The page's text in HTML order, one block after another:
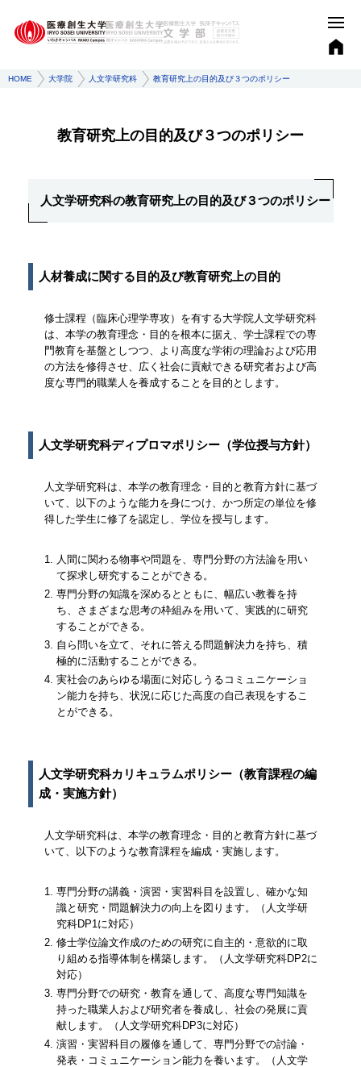
HOME 大学院 人文学研究科 教育研究上の目的及び３つのポリシー
教育研究上の目的及び３つのポリシー
人文学研究科の教育研究上の目的及び３つのポリシー
人材養成に関する目的及び教育研究上の目的
修士課程（臨床心理学専攻）を有する大学院人文学研究科
は、本学の教育理念・目的を根本に据え、学士課程での専
門教育を基盤としつつ、より高度な学術の理論および応用
の方法を修得させ、広く社会に貢献できる研究者および高
度な専門的職業人を養成することを目的とします。
人文学研究科ディプロマポリシー（学位授与方針）
人文学研究科は、本学の教育理念・目的と教育方針に基づ
いて、以下のような能力を身につけ、かつ所定の単位を修
得した学生に修了を認定し、学位を授与します。
人間に関わる物事や問題を、専門分野の方法論を用い
て探求し研究することができる。
専門分野の知識を深めるとともに、幅広い教養を持
ち、さまざまな思考の枠組みを用いて、実践的に研究
することができる。
自ら問いを立て、それに答える問題解決力を持ち、積
極的に活動することができる。
実社会のあらゆる場面に対応しうるコミュニケーショ
ン能力を持ち、状況に応じた高度の自己表現をするこ
とができる。
人文学研究科カリキュラムポリシー（教育課程の編
成・実施方針）
人文学研究科は、本学の教育理念・目的と教育方針に基づ
いて、以下のような教育課程を編成・実施します。
専門分野の講義・演習・実習科目を設置し、確かな知
識と研究・問題解決力の向上を図ります。（人文学研
究科DP1に対応）
修士学位論文作成のための研究に自主的・意欲的に取
り組める指導体制を構築します。（人文学研究科DP2に
対応）
専門分野での研究・教育を通して、高度な専門知識を
持った職業人および研究者を養成し、社会の発展に貢
献します。（人文学研究科DP3に対応）
演習・実習科目の履修を通して、専門分野での討論・
発表・コミュニケーション能力を養います。（人文学